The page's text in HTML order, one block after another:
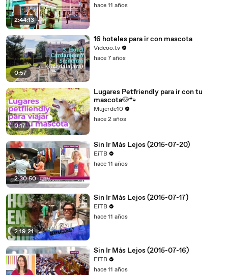
2:44:13
hace 11 años
0:57
16 hoteles para ir con mascota
Videoo.tv
hace 7 años
0:17
Lugares Petfriendly para ir con tu
mascota🐶🐾
Mujerde10
hace 2 años
2:30:50
Sin Ir Más Lejos (2015-07-20)
EiTB
hace 11 años
2:19:21
Sin Ir Más Lejos (2015-07-17)
EiTB
hace 11 años
Sin Ir Más Lejos (2015-07-16)
EiTB
hace 11 años